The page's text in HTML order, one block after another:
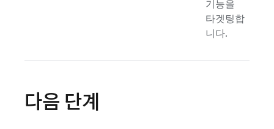
기능을
타겟팅합
니다.
다음 단계